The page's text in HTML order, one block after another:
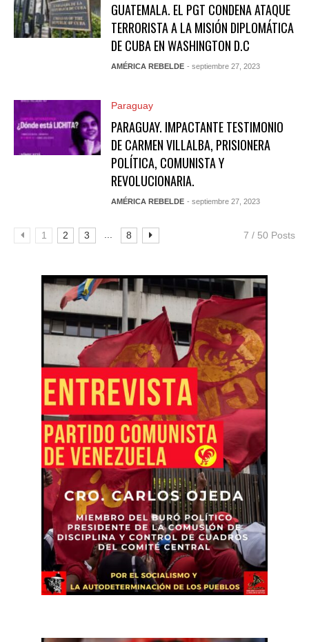
GUATEMALA. EL PGT CONDENA ATAQUE
TERRORISTA A LA MISIÓN DIPLOMÁTICA
DE CUBA EN WASHINGTON D.C
AMÉRICA REBELDE - septiembre 27, 2023
Paraguay
PARAGUAY. IMPACTANTE TESTIMONIO
DE CARMEN VILLALBA, PRISIONERA
POLÍTICA, COMUNISTA Y
REVOLUCIONARIA.
AMÉRICA REBELDE - septiembre 27, 2023
1 2 3 8 7 / 50 Posts